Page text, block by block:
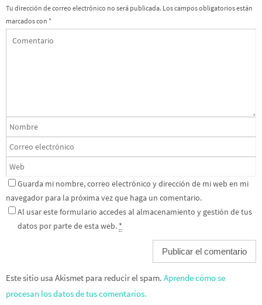
Tu dirección de correo electrónico no será publicada. Los campos obligatorios están
marcados con *
Guarda mi nombre, correo electrónico y dirección de mi web en mi
navegador para la próxima vez que haga un comentario.
Al usar este formulario accedes al almacenamiento y gestión de tus
datos por parte de esta web. *
Este sitio usa Akismet para reducir el spam. Aprende cómo se
procesan los datos de tus comentarios.